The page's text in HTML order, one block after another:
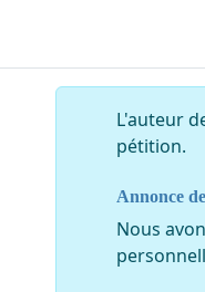
L'auteur
pétition.
Annonce
Nous